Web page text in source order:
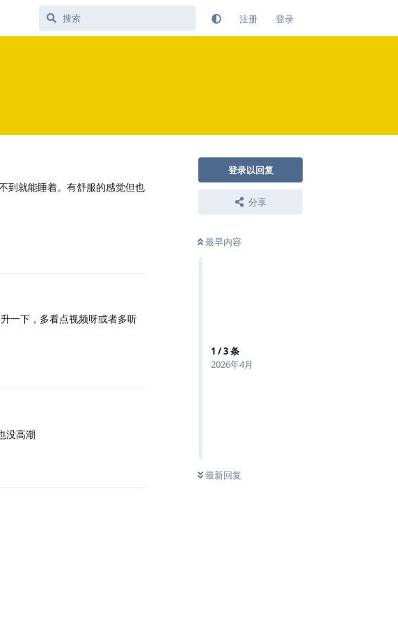
注册 登录
登录以回复
分享
最早内容
1 /3条
2026年4月
最新回复
到就能睡着。有舒服的感觉但也
一下，多看点视频呀或者多听
没高潮